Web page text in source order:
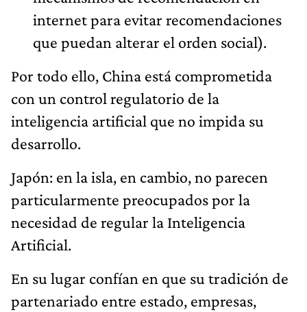
internet para evitar recomendaciones
que puedan alterar el orden social).
Por todo ello, China está comprometida
con un control regulatorio de la
inteligencia artificial que no impida su
desarrollo.
Japón: en la isla, en cambio, no parecen
particularmente preocupados por la
necesidad de regular la Inteligencia
Artificial.
En su lugar confían en que su tradición de
partenariado entre estado, empresas,